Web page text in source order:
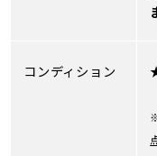
コンディション